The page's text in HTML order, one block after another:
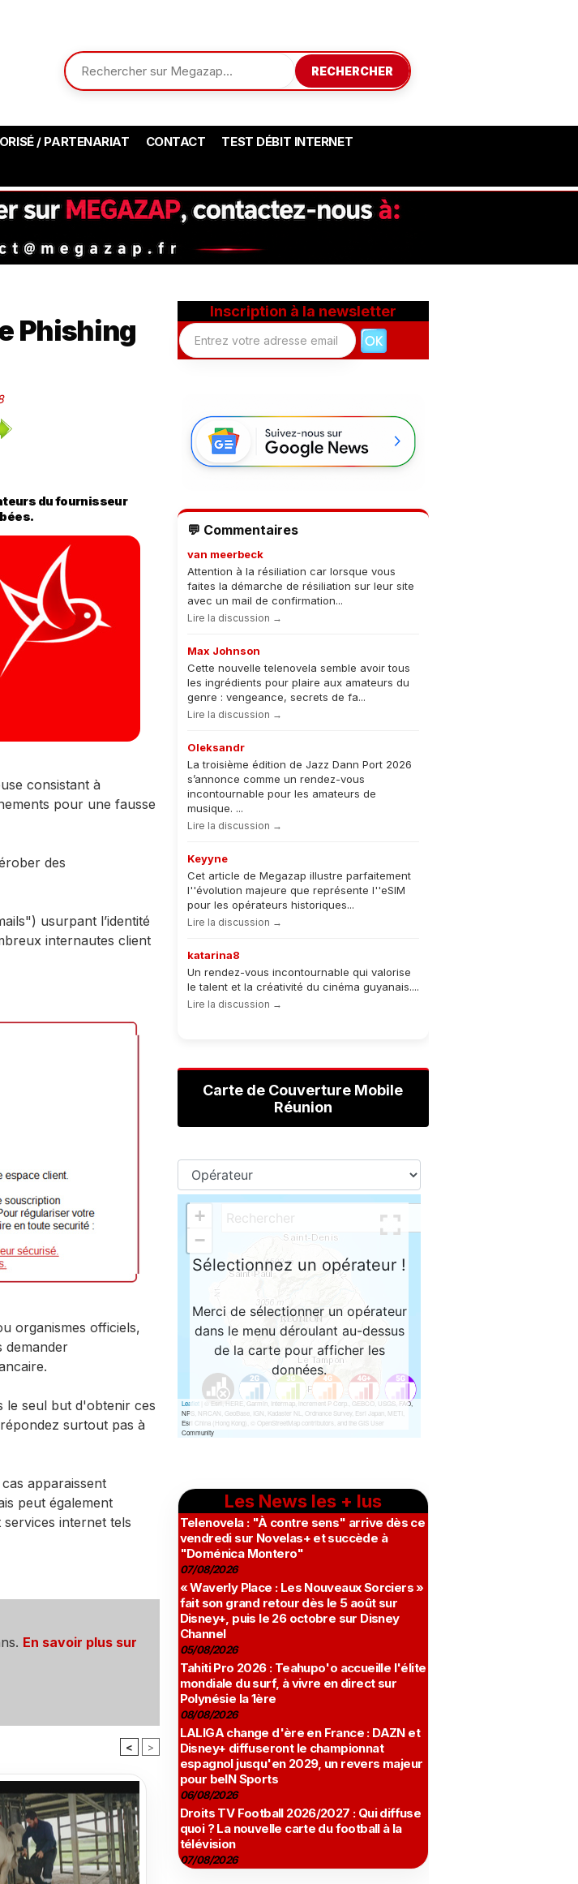
RECHERCHER
/ PARTENARIAT CONTACT TEST DÉBIT INTERNET
Phishing
du fournisseur
consistant à
pour une fausse
des
usurpant l’identité
internautes client
organismes officiels,
demander
le seul but d'obtenir ces
surtout pas à
apparaissent
peut également
internet tels
En savoir plus sur
< >
Inscription à la newsletter
💬 Commentaires
van meerbeck
Attention à la résiliation car lorsque vous
faites la démarche de résiliation sur leur site
avec un mail de confirmation...
Lire la discussion →
Max Johnson
Cette nouvelle telenovela semble avoir tous
les ingrédients pour plaire aux amateurs du
genre : vengeance, secrets de fa...
Lire la discussion →
Oleksandr
La troisième édition de Jazz Dann Port 2026
s’annonce comme un rendez-vous
incontournable pour les amateurs de
musique. ...
Lire la discussion →
Keyyne
Cet article de Megazap illustre parfaitement
l''évolution majeure que représente l''eSIM
pour les opérateurs historiques...
Lire la discussion →
katarina8
Un rendez-vous incontournable qui valorise
le talent et la créativité du cinéma guyanais....
Lire la discussion →
Carte de Couverture Mobile
Réunion
Les News les + lus
Telenovela : "À contre sens" arrive dès ce
vendredi sur Novelas+ et succède à
"Doménica Montero"
07/08/2026
« Waverly Place : Les Nouveaux Sorciers »
fait son grand retour dès le 5 août sur
Disney+, puis le 26 octobre sur Disney
Channel
05/08/2026
Tahiti Pro 2026 : Teahupo'o accueille l'élite
mondiale du surf, à vivre en direct sur
Polynésie la 1ère
08/08/2026
LALIGA change d'ère en France : DAZN et
Disney+ diffuseront le championnat
espagnol jusqu'en 2029, un revers majeur
pour beIN Sports
06/08/2026
Droits TV Football 2026/2027 : Qui diffuse
quoi ? La nouvelle carte du football à la
télévision
07/08/2026